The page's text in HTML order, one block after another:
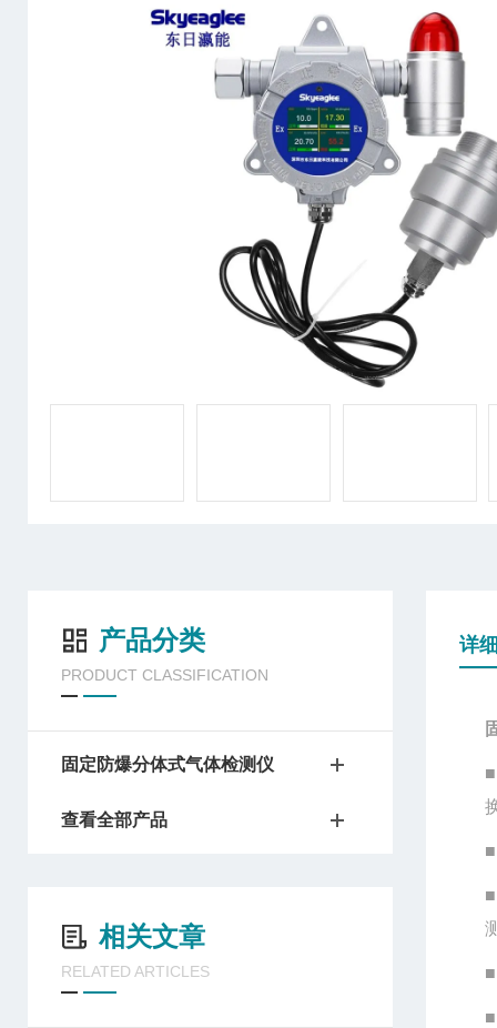
产品分类
PRODUCT CLASSIFICATION
固定防爆分体式气体检测仪
查看全部产品
相关文章
RELATED ARTICLES
详